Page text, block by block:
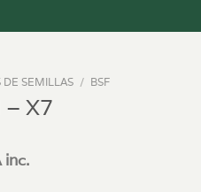
DE SEMILLAS / BSF
– X7
inc.